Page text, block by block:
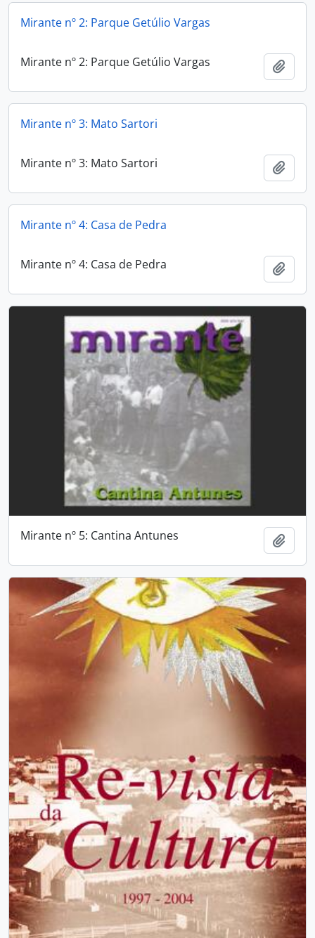
Mirante nº 2: Parque Getúlio Vargas
Mirante nº 2: Parque Getúlio Vargas
Mirante nº 3: Mato Sartori
Mirante nº 3: Mato Sartori
Mirante nº 4: Casa de Pedra
Mirante nº 4: Casa de Pedra
Mirante nº 5: Cantina Antunes